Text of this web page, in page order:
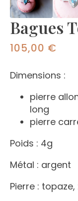
Bagues
105,00 €
Dimensions :
pierre
long
pierre
Poids : 4g
Métal : argent
Pierre :